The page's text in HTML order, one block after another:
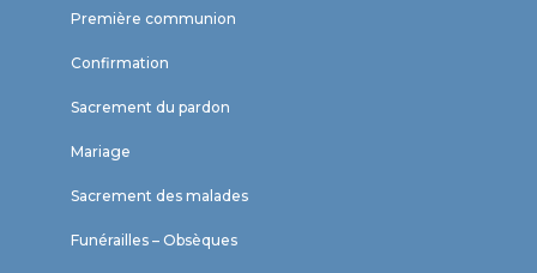
Première communion
Confirmation
Sacrement du pardon
Mariage
Sacrement des malades
Funérailles – Obsèques